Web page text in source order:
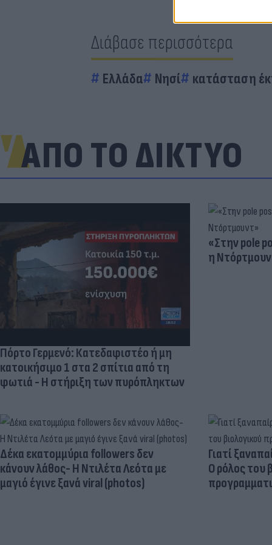
Διάβασε περισσότερα
Ελλάδα Νησί κατάσταση
ΑΠΟ ΤΟ ΔΙΚΤΥΟ
Πόρτο Γερμενό: Κατεδαφιστέο ή μη
κατοικήσιμο 1 στα 2 σπίτια από τη
φωτιά - Η στήριξη των πυρόπληκτων
«Στην pole
η
Δέκα εκατομμύρια followers δεν
κάνουν λάθος- Η Ντιλέτα Λεότα με
μαγιό έγινε ξανά viral (photos)
Γιατί
Ο ρόλος του